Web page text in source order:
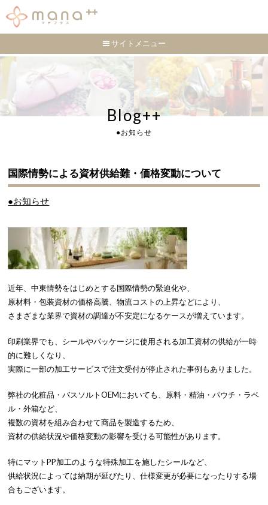
サイトメニュー
Blog++
●お知らせ
国際情勢による資材供給難・価格変動について
●お知らせ
近年、中東情勢をはじめとする国際情勢の緊迫化や、
原材料・包装資材の価格高騰、物流コストの上昇などにより、
さまざまな業界で資材の調達が不安定になるケースが増えています。
印刷業界でも、シールやパッケージに使用される加工資材の供給が一時
的に難しくなり、
実際に一部の加工サービスで注文受付が停止された事例もありました。
弊社の化粧品・バスソルトOEMにおいても、原料・精油・パウチ・ラベ
ル・外箱など、
複数の資材を組み合わせて商品を製造するため、
資材の供給状況や価格変動の影響を受ける可能性があります。
特にマットPP加工のような特殊加工を施したシールなど、
供給状況によっては納期が延びたり、仕様変更が必要になったりする場
合もございます。